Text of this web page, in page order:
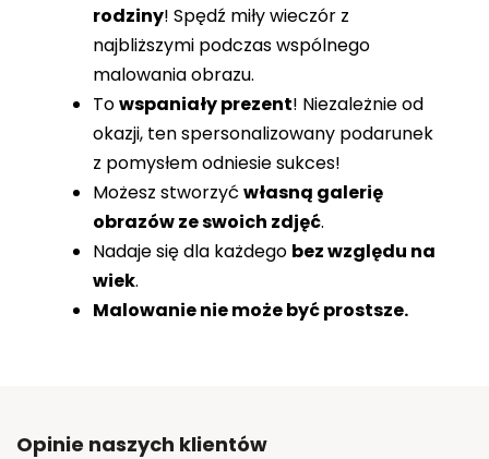
rodziny! Spędź miły wieczór z
najbliższymi podczas wspólnego
malowania obrazu.
Towspaniały prezent! Niezależnie od
okazji, ten spersonalizowany podarunek
z pomysłem odniesie sukces!
Możesz stworzyć własną galerię
obrazów ze swoich zdjęć.
Nadaje się dla każdego bez względu na
wiek.
Malowanie nie może być prostsze.
Opinie naszych klientów